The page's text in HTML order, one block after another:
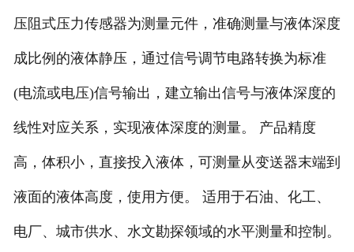
技术知识
压阻式压力传感器为测量元件，准确测量与液体深度
成比例的液体静压，通过信号调节电路转换为标准
(电流或电压)信号输出，建立输出信号与液体深度的
线性对应关系，实现液体深度的测量。 产品精度
高，体积小，直接投入液体，可测量从变送器末端到
液面的液体高度，使用方便。 适用于石油、化工、
电厂、城市供水、水文勘探领域的水平测量和控制。